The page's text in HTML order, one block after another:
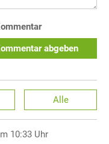
abgeben
Alle
10:33 Uhr